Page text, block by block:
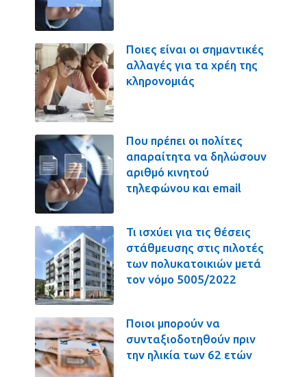
Ποιες είναι οι σημαντικές
αλλαγές για τα χρέη της
κληρονομιάς
Που πρέπει οι πολίτες
απαραίτητα να δηλώσουν
αριθμό κινητού
τηλεφώνου και email
Τι ισχύει για τις θέσεις
στάθμευσης στις πιλοτές
των πολυκατοικιών μετά
τον νόμο 5005/2022
Ποιοι μπορούν να
συνταξιοδοτηθούν πριν
την ηλικία των 62 ετών